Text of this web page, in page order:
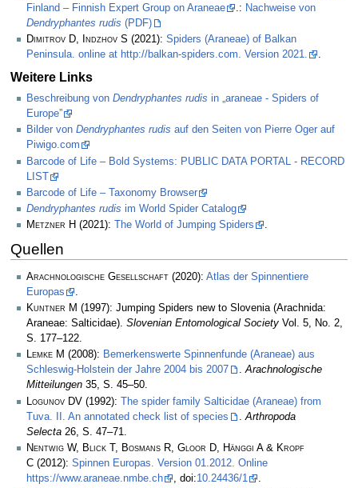
Finland – Finnish Expert Group on Araneae
.: Nachweise von
Dendryphantes rudis (PDF)
Dimitrov D, Indzhov S (2021): Spiders (Araneae) of Balkan
Peninsula. online at http://balkan-spiders.com. Version 2021.
.
Weitere Links
Beschreibung von Dendryphantes rudis in „araneae - Spiders of
Europe”
Bilder von Dendryphantes rudis auf den Seiten von Pierre Oger auf
Piwigo.com
Barcode of Life – Bold Systems: PUBLIC DATA PORTAL - RECORD
LIST
Barcode of Life – Taxonomy Browser
Dendryphantes rudis im World Spider Catalog
Metzner H (2021): The World of Jumping Spiders .
Quellen
Arachnologische Gesellschaft (2020): Atlas der Spinnentiere
Europas
.
Kuntner M (1997): Jumping Spiders new to Slovenia (Arachnida:
Araneae: Salticidae). Slovenian Entomological Society Vol. 5, No. 2,
S. 177–122.
Lemke M (2008): Bemerkenswerte Spinnenfunde (Araneae) aus
Schleswig-Holstein der Jahre 2004 bis 2007
.Arachnologische
Mitteilungen 35, S. 45–50.
Logunov DV (1992): The spider family Salticidae (Araneae) from
Tuva. II. An annotated check list of species
Arthropoda
Selecta 26, S. 47–71.
Nentwig W, Blick T, Bosmans R, Gloor D, Hänggi A & Kropf
C (2012): Spinnen Europas. Version 01.2012. Online
https://www.araneae.nmbe.ch
, doi:10.24436/1
.